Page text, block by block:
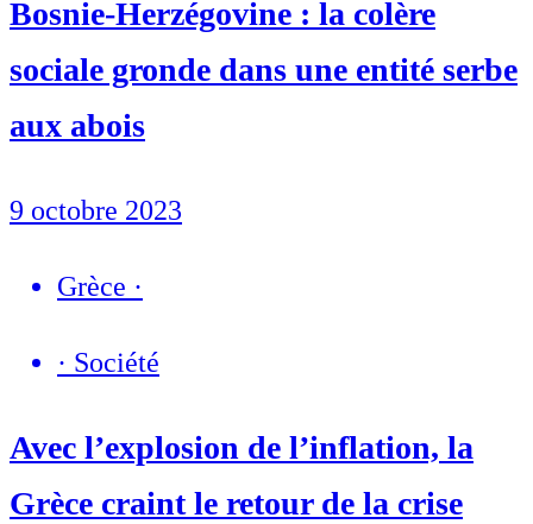
Bosnie-Herzégovine : la colère
sociale gronde dans une entité serbe
aux abois
9 octobre 2023
Grèce ·
· Société
Avec l’explosion de l’inflation, la
Grèce craint le retour de la crise